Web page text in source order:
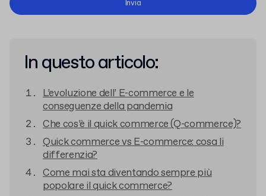
Invia
In questo articolo:
L’evoluzione dell’ E-commerce e le
conseguenze della pandemia
Che cos’è il quick commerce (Q-commerce)?
Quick commerce vs E-commerce: cosa li
differenzia?
Come mai sta diventando sempre più
popolare il quick commerce?